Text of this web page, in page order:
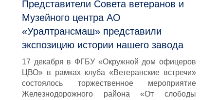
Представители Совета ветеранов и
Музейного центра АО
«Уралтрансмаш» представили
экспозицию истории нашего завода
17 декабря в ФГБУ «Окружной дом офицеров
ЦВО» в рамках клуба «Ветеранские встречи»
состоялось торжественное мероприятие
Железнодорожного района «От слободы